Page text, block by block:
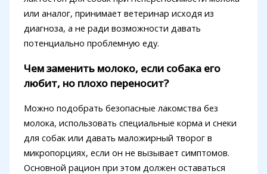
или аналог, принимает ветеринар исходя из
диагноза, а не ради возможности давать
потенциально проблемную еду.
Чем заменить молоко, если собака его
любит, но плохо переносит?
Можно подобрать безопасные лакомства без
молока, использовать специальные корма и снеки
для собак или давать маложирный творог в
микропорциях, если он не вызывает симптомов.
Основной рацион при этом должен оставаться